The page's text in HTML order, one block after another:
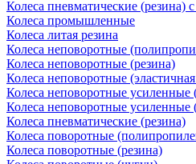
Колеса пневматические (резина)
Колеса промышленные
Колеса литая резина
Колеса неповоротные
Колеса неповоротные (резина)
Колеса неповоротные
Колеса неповоротные усиленные
Колеса неповоротные усиленные
Колеса пневматические (резина)
Колеса поворотные
Колеса поворотные (резина)